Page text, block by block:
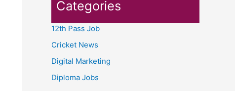
Categories
12th Pass Job
Cricket News
Digital Marketing
Diploma Jobs